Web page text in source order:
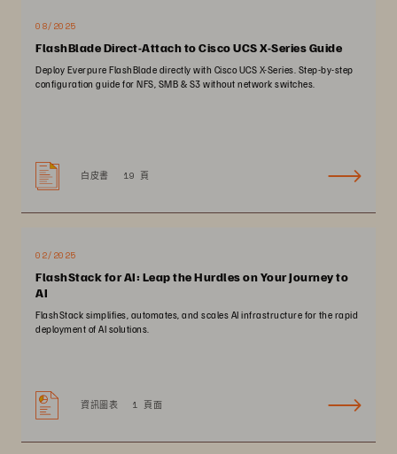
08/2025
FlashBlade Direct-Attach to Cisco UCS X-Series Guide
Deploy Everpure FlashBlade directly with Cisco UCS X-Series. Step-by-step
configuration guide for NFS, SMB & S3 without network switches.
白皮書 19 頁
02/2025
FlashStack for AI: Leap the Hurdles on Your Journey to
AI
FlashStack simplifies, automates, and scales AI infrastructure for the rapid
deployment of AI solutions.
資訊圖表 1 頁面